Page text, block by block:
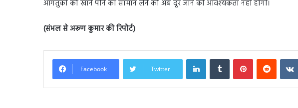
आगंतुकों को खाने पीने का सामान लेने को अब दूर जाने की आवश्यकता नहीं होगी।
(संभल से अरूण कुमार की रिपोर्ट)
Facebook Twitter
LinkedInTumblr PinterestReddit